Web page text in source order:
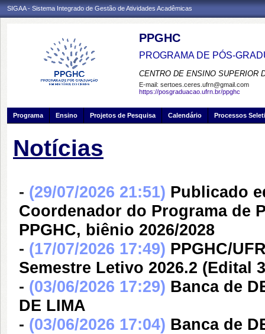
SIGAA - Sistema Integrado de Gestão de Atividades Acadêmicas
PPGHC
PROGRAMA DE PÓS-
CENTRO DE ENSINO SUPERIOR
E-mail: sertoes.ceres.ufrn@gmail.com
https://posgraduacao.ufrn.br/ppghc
Programa Ensino Projetos de Pesquisa Calendário Processos
Notícias
- (29/07/2026 21:51) Publicado
Coordenador do Programa de
PPGHC, biênio 2026/2028
- (17/07/2026 17:49) PPGHC/
Semestre Letivo 2026.2 (Edital
- (03/06/2026 17:29) Banca de
DE LIMA
- (03/06/2026 17:04) Banca de